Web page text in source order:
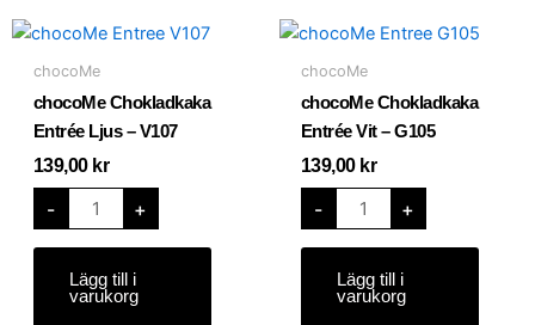
chocoMe
chocoMe Chokladkaka
Entrée Ljus – V107
139,00 kr
-
chocoMe
Chokladkaka
Entrée
Ljus
V107
mängd
+
Lägg till i
varukorg
chocoMe
chocoMe Chokladkaka
Entrée Vit – G105
139,00 kr
-
chocoMe
Chokladkaka
Entrée
Vit
G105
mängd
+
Lägg till i
varukorg